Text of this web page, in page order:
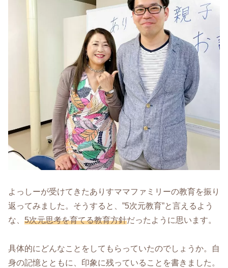
よっしーが受けてきたありすママファミリーの教育を振り
返ってみました。そうすると、”5次元教育”と言えるよう
な、 5次元思考を育てる教育方針だったように思います。
具体的にどんなことをしてもらっていたのでしょうか。自
身の記憶とともに、印象に残っていることを書きました。